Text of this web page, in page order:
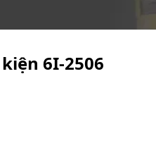
6I-2506